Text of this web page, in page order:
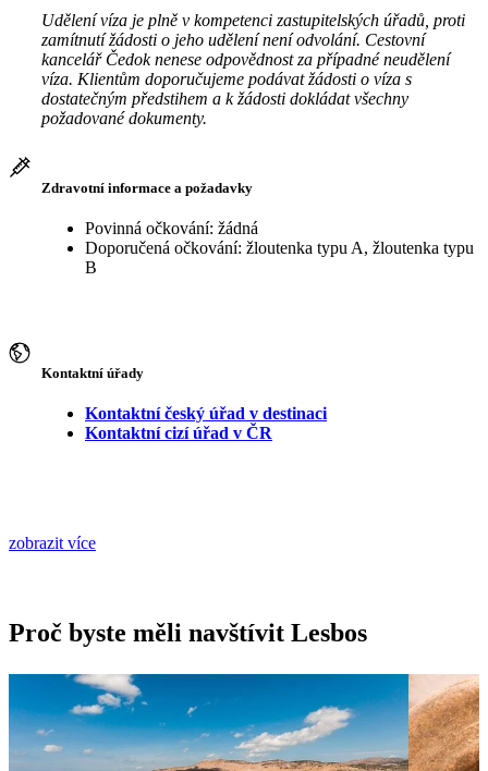
Udělení víza je plně v kompetenci zastupitelských úřadů, proti
zamítnutí žádosti o jeho udělení není odvolání. Cestovní
kancelář Čedok nenese odpovědnost za případné neudělení
víza. Klientům doporučujeme podávat žádosti o víza s
dostatečným předstihem a k žádosti dokládat všechny
požadované dokumenty.
Zdravotní informace a požadavky
Povinná očkování: žádná
Doporučená očkování: žloutenka typu A, žloutenka typu
B
Kontaktní úřady
Kontaktní český úřad v destinaci
Kontaktní cizí úřad v ČR
zobrazit více
Proč byste měli navštívit Lesbos